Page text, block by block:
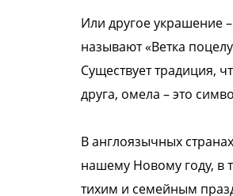
Или другое украшение
называют «Ветка
Существует традиция,
друга, омела – это
В англоязычных
нашему Новому году, в
тихим и семейным